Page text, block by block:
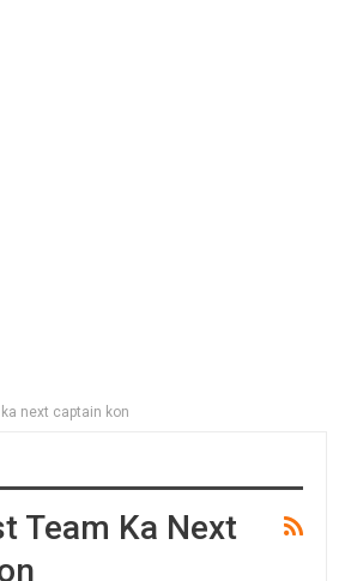
next captain kon
Team Ka Next